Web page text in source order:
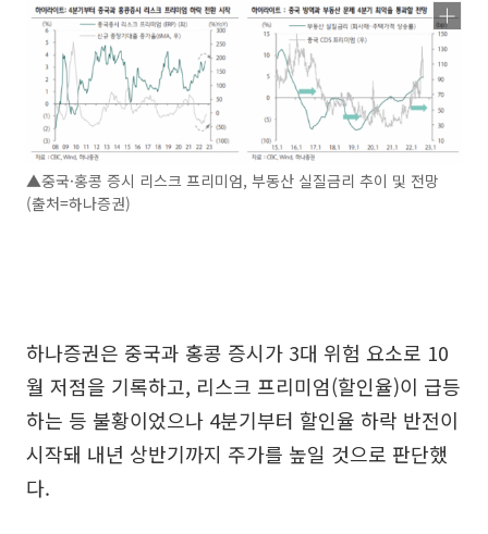
▲중국·홍콩 증시 리스크 프리미엄, 부동산 실질금리 추이 및 전망
(출처=하나증권)
하나증권은 중국과 홍콩 증시가 3대 위험 요소로 10
월 저점을 기록하고, 리스크 프리미엄(할인율)이 급등
하는 등 불황이었으나 4분기부터 할인율 하락 반전이
시작돼 내년 상반기까지 주가를 높일 것으로 판단했
다.